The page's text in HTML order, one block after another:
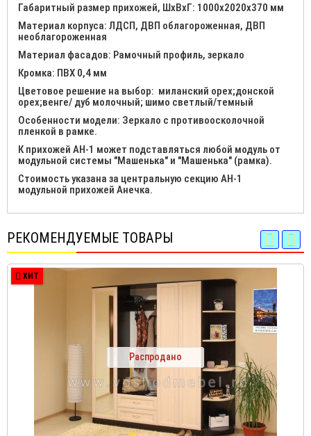
Габаритный размер прихожей, ШхВхГ: 1000х2020х370 мм
Материал корпуса: ЛДСП, ДВП облагороженная, ДВП
необлагороженная
Материал фасадов: Рамочный профиль, зеркало
Кромка: ПВХ 0,4 мм
Цветовое решение на выбор: миланский орех;донской
орех;венге/ дуб молочный; шимо светлый/темный
Особенности модели: Зеркало с противоосколочной
пленкой в рамке.
К прихожей АН-1 может подставляться любой модуль от
модульной системы "Машенька" и "Машенька" (рамка).
Стоимость указана за центральную секцию АН-1
модульной прихожей Анечка.
РЕКОМЕНДУЕМЫЕ ТОВАРЫ
ХИТ
Распродано